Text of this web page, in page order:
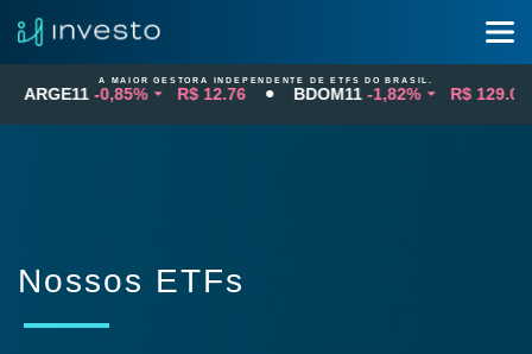
A MAIOR GESTORA INDEPENDENTE DE ETFS DO BRASIL.
-0,85% R$ 12.76 BDOM11-1,82% R$ 129.03
Nossos ETFs